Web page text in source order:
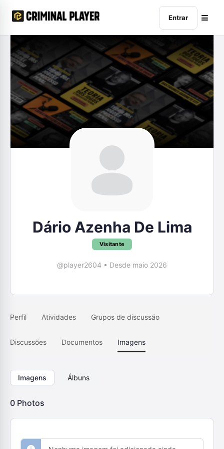
Entrar
Dário Azenha De Lima
Visitante
@player2604 • Desde maio 2026
Perfil Atividades Grupos de discussão
Discussões Documentos Imagens
Imagens Álbuns
0 Photos